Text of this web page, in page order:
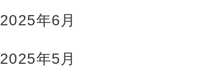
2025年6月
2025年5月